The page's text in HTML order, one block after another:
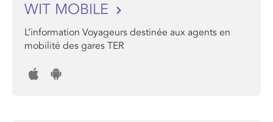
WIT MOBILE
L’information Voyageurs destinée aux agents en
mobilité des gares TER